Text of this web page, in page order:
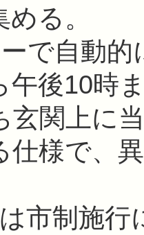
る。
自動的
午後10時
玄関上に
仕様で、
制施行